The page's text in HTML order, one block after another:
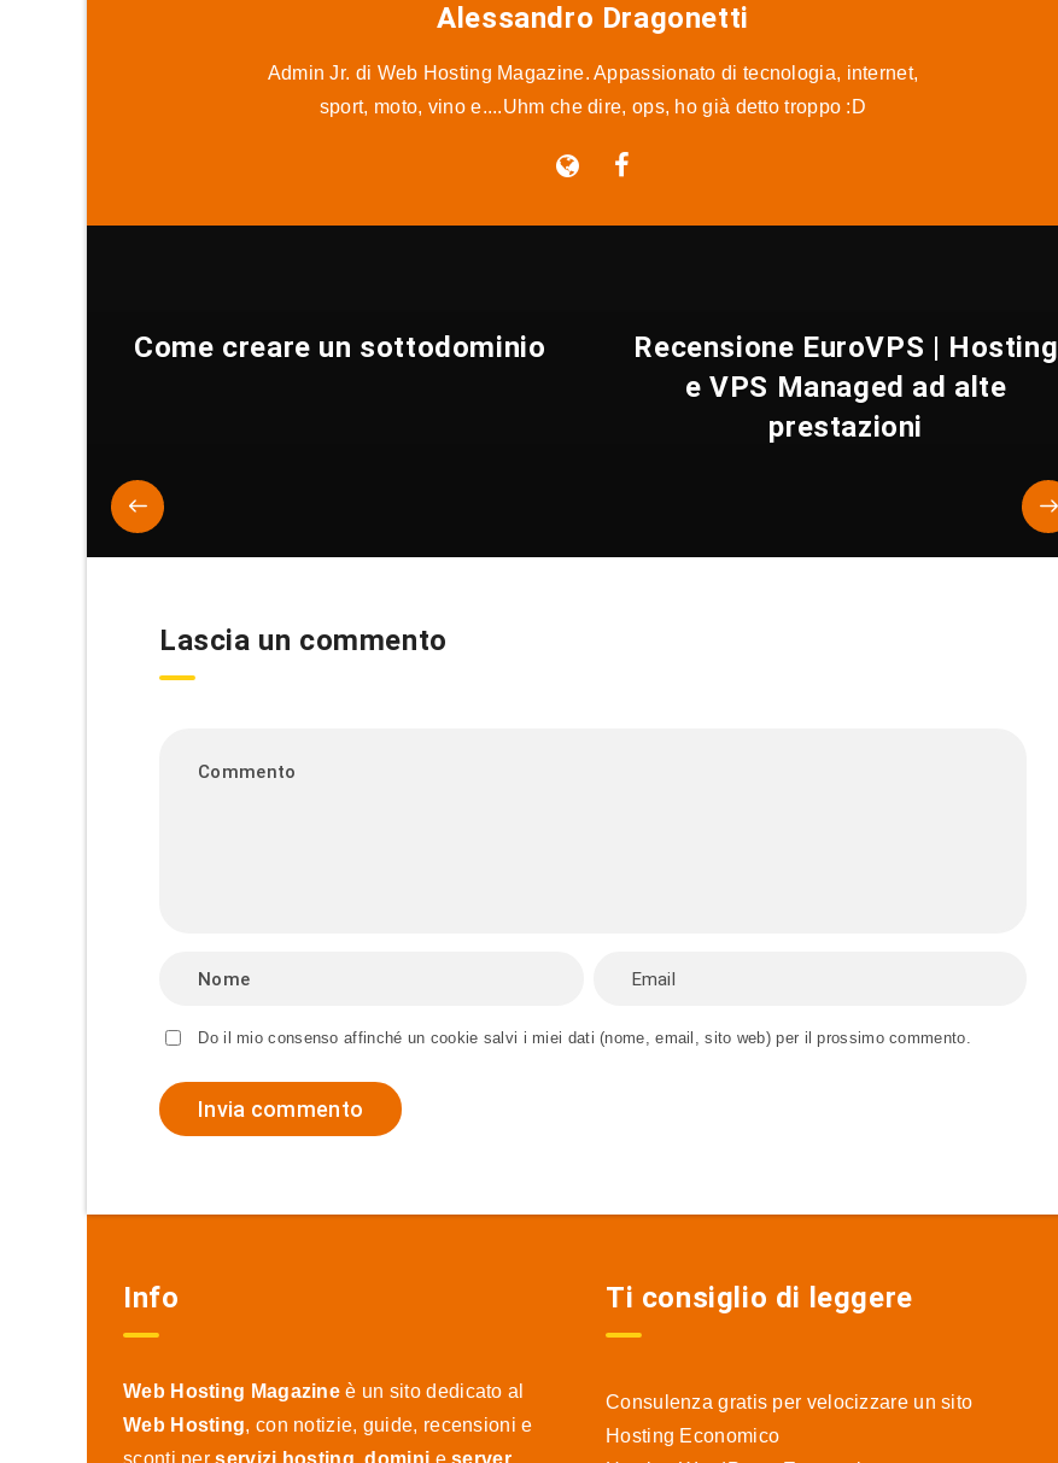
Alessandro Dragonetti
Admin Jr. di Web Hosting Magazine. Appassionato di tecnologia, internet,
sport, moto, vino e....Uhm che dire, ops, ho già detto troppo :D
Come creare un sottodominio
Recensione EuroVPS | Hosting
e VPS Managed ad alte
prestazioni
Lascia un commento
Do il mio consenso affinché un cookie salvi i miei dati (nome, email, sito web) per il prossimo commento.
Info
Web Hosting Magazine è un sito dedicato al
Web Hosting, con notizie, guide, recensioni e
Ti consiglio di leggere
Consulenza gratis per velocizzare un sito
Hosting Economico